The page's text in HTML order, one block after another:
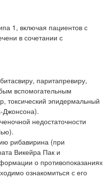
1, включая пациентов с
в сочетании с
паритапревиру,
вспомогательным
токсический эпидермальный
Джонсона).
недостаточности
рибавирина (при
Викейра Пак и
о противопоказаниях
ознакомиться с его